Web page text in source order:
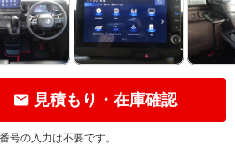
見積もり・在庫確認
号の入力は不要です。